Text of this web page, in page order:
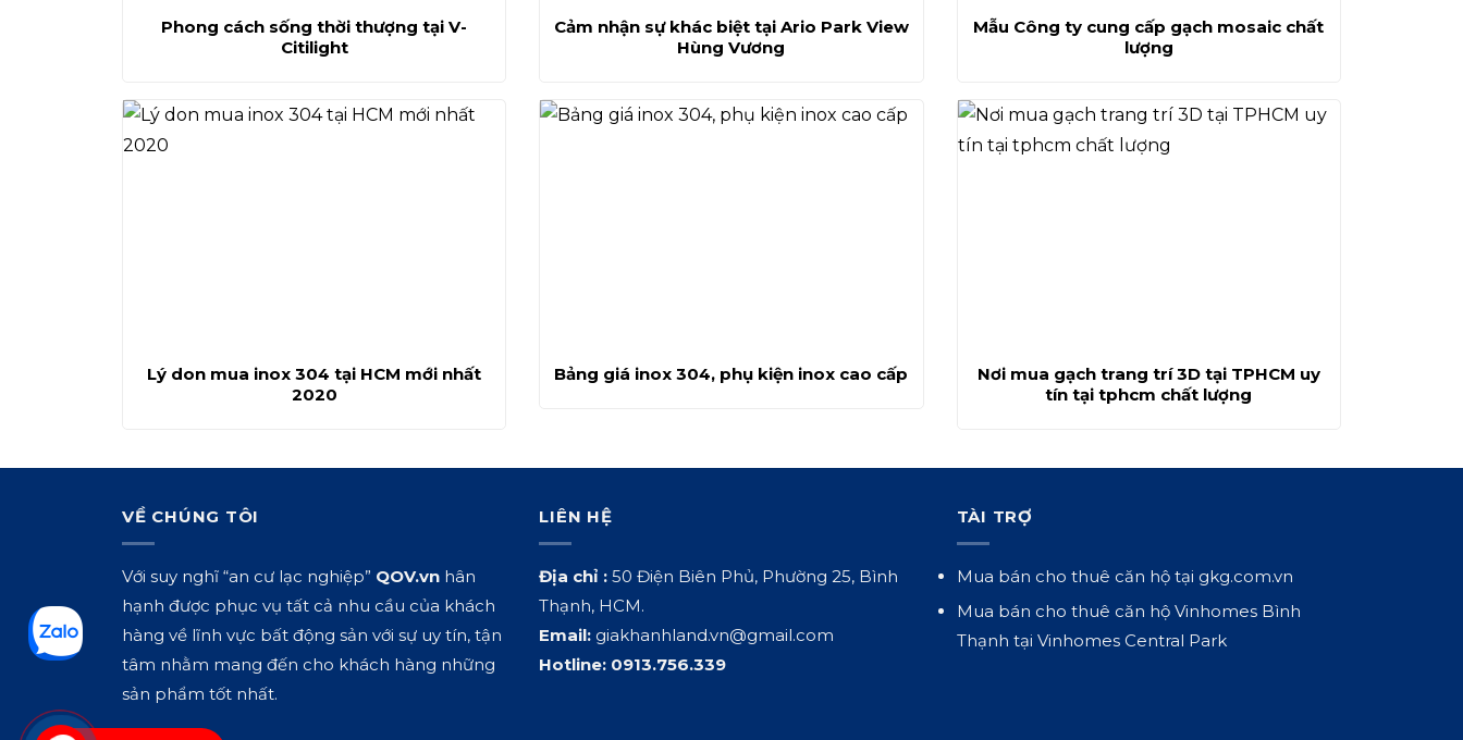
Phong cách sống thời thượng tại V-
Citilight
Cảm nhận sự khác biệt tại Ario Park View
Hùng Vương
Mẫu Công ty cung cấp gạch mosaic chất
lượng
Lý don mua inox 304 tại HCM mới nhất
2020
Bảng giá inox 304, phụ kiện inox cao cấp
Nơi mua gạch trang trí 3D tại TPHCM uy
tín tại tphcm chất lượng
VỀ CHÚNG TÔI
Với suy nghĩ “an cư lạc nghiệp” QOV.vn hân
hạnh được phục vụ tất cả nhu cầu của khách
hàng về lĩnh vực bất động sản với sự uy tín, tận
tâm nhằm mang đến cho khách hàng những
sản phẩm tốt nhất.
LIÊN HỆ
Địa chỉ : 50 Điện Biên Phủ, Phường 25, Bình
Thạnh, HCM.
Email: giakhanhland.vn@gmail.com
Hotline: 0913.756.339
TÀI TRỢ
Mua bán cho thuê căn hộ tại gkg.com.vn
Mua bán cho thuê căn hộ Vinhomes Bình
Thạnh tại Vinhomes Central Park